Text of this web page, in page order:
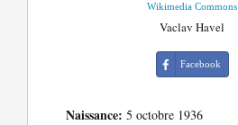
Wikimedia Commons
Vaclav Havel
Facebook
Naissance: 5 octobre 1936